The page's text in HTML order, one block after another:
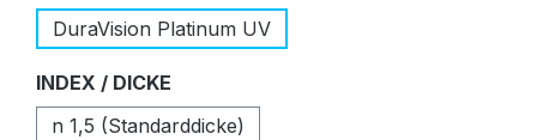
DuraVision Platinum UV
INDEX / DICKE
n 1,5 (Standarddicke)